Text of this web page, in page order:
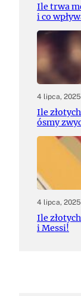
Ile trwa
i co
4 lipca, 2025
Ile
ósmy
4 lipca, 2025
Ile
i Messi!